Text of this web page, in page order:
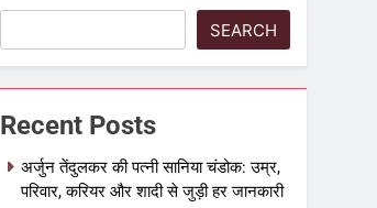
SEARCH
Recent Posts
अर्जुन तेंदुलकर की पत्नी सानिया चंडोक: उम्र,
परिवार, करियर और शादी से जुड़ी हर जानकारी